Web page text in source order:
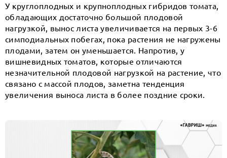
У круглоплодных и крупноплодных гибридов томата,
обладающих достаточно большой плодовой
нагрузкой, вынос листа увеличивается на первых 3-6
симподиальных побегах, пока растения не нагружены
плодами, затем он уменьшается. Напротив, у
вишневидных томатов, которые отличаются
незначительной плодовой нагрузкой на растение, что
связано с массой плодов, заметна тенденция
увеличения выноса листа в более поздние сроки.